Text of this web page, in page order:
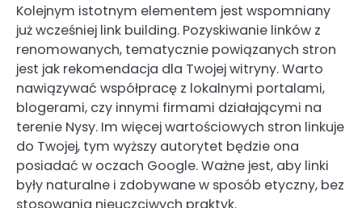
Kolejnym istotnym elementem jest wspomniany
już wcześniej link building. Pozyskiwanie linków z
renomowanych, tematycznie powiązanych stron
jest jak rekomendacja dla Twojej witryny. Warto
nawiązywać współpracę z lokalnymi portalami,
blogerami, czy innymi firmami działającymi na
terenie Nysy. Im więcej wartościowych stron linkuje
do Twojej, tym wyższy autorytet będzie ona
posiadać w oczach Google. Ważne jest, aby linki
były naturalne i zdobywane w sposób etyczny, bez
stosowania nieuczciwych praktyk.